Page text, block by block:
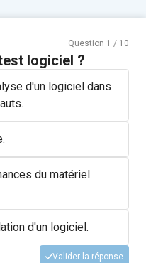
Question 1 / 10
logiciel ?
d'un logiciel dans
du matériel
d'un logiciel.
Valider la réponse